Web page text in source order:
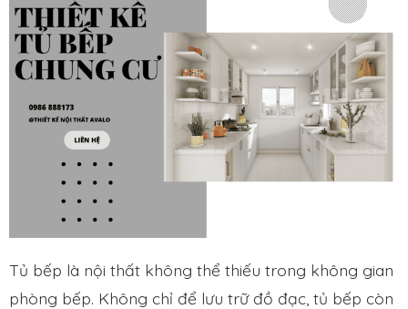
Tủ bếp là nội thất không thể thiếu trong không gian
phòng bếp. Không chỉ để lưu trữ đồ đạc, tủ bếp còn